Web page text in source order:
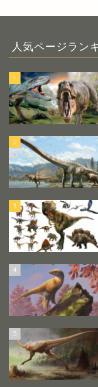
人気ページラン
1
2
3
4
5